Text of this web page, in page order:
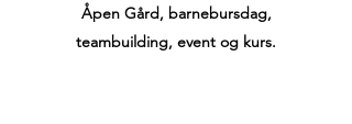
Åpen Gård, barnebursdag,
teambuilding, event og kurs.